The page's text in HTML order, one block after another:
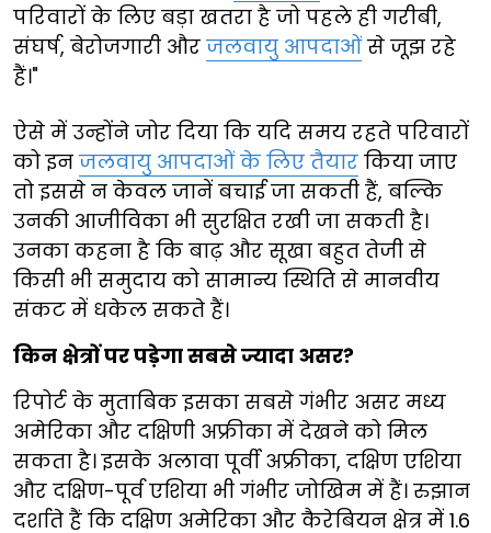
परिवारों के लिए बड़ा खतरा है जो पहले ही गरीबी,
संघर्ष, बेरोजगारी और जलवायु आपदाओंसे जूझ रहे
हैं।"
ऐसे में उन्होंने जोर दिया कि यदि समय रहते परिवारों
को इन जलवायु आपदाओं के लिए तैयार किया जाए
तो इससे न केवल जानें बचाई जा सकती हैं, बल्कि
उनकी आजीविका भी सुरक्षित रखी जा सकती है।
उनका कहना है कि बाढ़ और सूखा बहुत तेजी से
किसी भी समुदाय को सामान्य स्थिति से मानवीय
संकट में धकेल सकते हैं।
किन क्षेत्रों पर पड़ेगा सबसे ज्यादा असर?
रिपोर्ट के मुताबिक इसका सबसे गंभीर असर मध्य
अमेरिका और दक्षिणी अफ्रीका में देखने को मिल
सकता है। इसके अलावा पूर्वी अफ्रीका, दक्षिण एशिया
और दक्षिण-पूर्व एशिया भी गंभीर जोखिम में हैं। रुझान
दर्शाते हैं कि दक्षिण अमेरिका और कैरेबियन क्षेत्र में 1.6